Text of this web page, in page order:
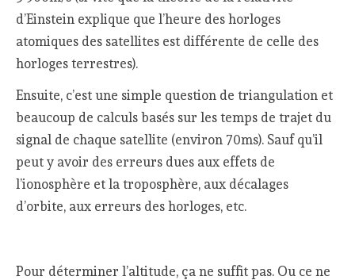
d’Einstein explique que l’heure des horloges
atomiques des satellites est différente de celle des
horloges terrestres).
Ensuite, c’est une simple question de triangulation et
beaucoup de calculs basés sur les temps de trajet du
signal de chaque satellite (environ 70ms). Sauf qu’il
peut y avoir des erreurs dues aux effets de
l’ionosphère et la troposphère, aux décalages
d’orbite, aux erreurs des horloges, etc.
Pour déterminer l’altitude, ça ne suffit pas. Ou ce ne